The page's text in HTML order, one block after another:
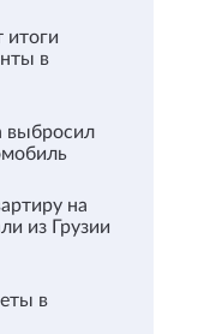
итоги
в
выбросил
на
из Грузии
в